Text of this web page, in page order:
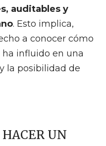
auditables y
. Esto implica,
a conocer cómo
influido en una
la posibilidad de
HACER UN